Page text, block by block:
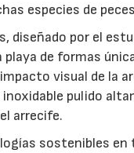
especies de
diseñado por el
playa de formas
visual de la
pulido
arrecife.
sostenibles